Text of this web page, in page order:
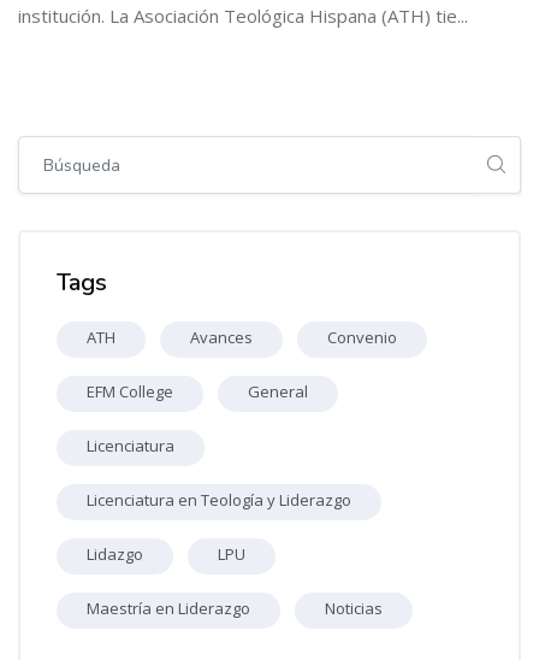
institución. La Asociación Teológica Hispana (ATH) tie...
Bloques
Bloques
Tags
ATH Avances Convenio
EFM College General
Licenciatura
Licenciatura en Teología y Liderazgo
Lidazgo LPU
Maestría en Liderazgo Noticias